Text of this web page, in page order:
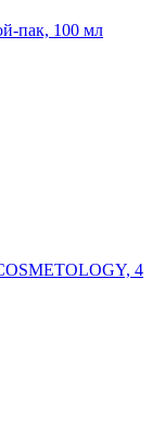
пак, 100 мл
4